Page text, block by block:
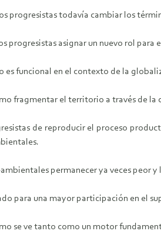
progresistas todavía cambiar los
progresistas asignar un nuevo rol
es funcional en el contexto de la
fragmentar el territorio a través de
de reproducir el proceso
permanecer ya veces peor
para una mayor participación en el
se ve tanto como un motor